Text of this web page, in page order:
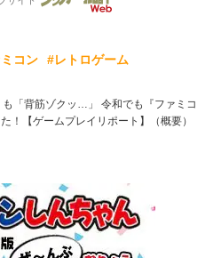
コン #レトロゲーム
「背筋ゾクッ…」 令和でも『ファミコ
！【ゲームプレイリポート】（概要）